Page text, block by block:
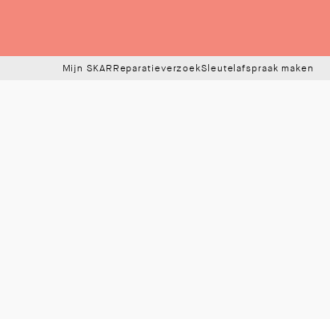
Mijn SKAR ReparatieverzoekSleutelafspraak maken